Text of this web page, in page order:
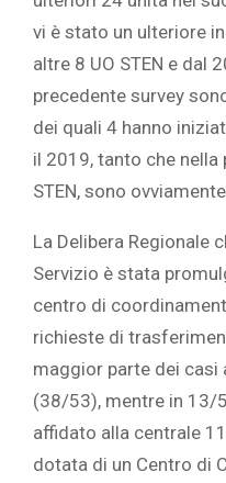
vi è stato un ulteriore
altre 8 UO STEN e dal
precedente survey
dei quali 4 hanno
il 2019, tanto che nella
STEN, sono
La Delibera Regionale
Servizio è stata
centro di
richieste di
maggior parte dei casi
(38/53), mentre in 13/
affidato alla centrale
dotata di un Centro di